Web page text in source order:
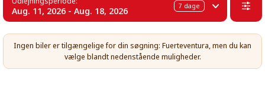
Aug. 11, 2026 - Aug. 18, 2026 7 dage
Ingen biler er tilgængelige for din søgning: Fuerteventura, men du kan
vælge blandt nedenstående muligheder.